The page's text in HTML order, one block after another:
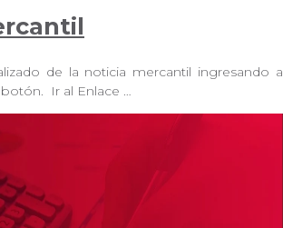
de la noticia mercantil ingresando a
Ir al Enlace …